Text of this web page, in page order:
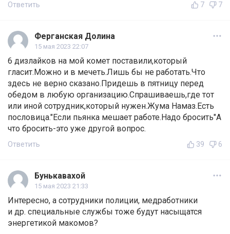
Ответить 7 7
Ферганская Долина
15 мая 2023 22:07
6 дизлайков на мой комет поставили,который
гласит.Можно и в мечеть.Лишь бы не работать.Что
здесь не верно сказано.Придешь в пятницу перед
обедом в любую организацию.Спрашиваешь,где тот
или иной сотрудник,который нужен.Жума Намаз.Есть
пословица."Если пьянка мешает работе.Надо бросить"А
что бросить-это уже другой вопрос.
Ответить 39 6
Бунькавахой
15 мая 2023 21:33
Интересно, а сотрудники полиции, медработники
и др. специальные службы тоже будут насыщатся
энергетикой макомов?